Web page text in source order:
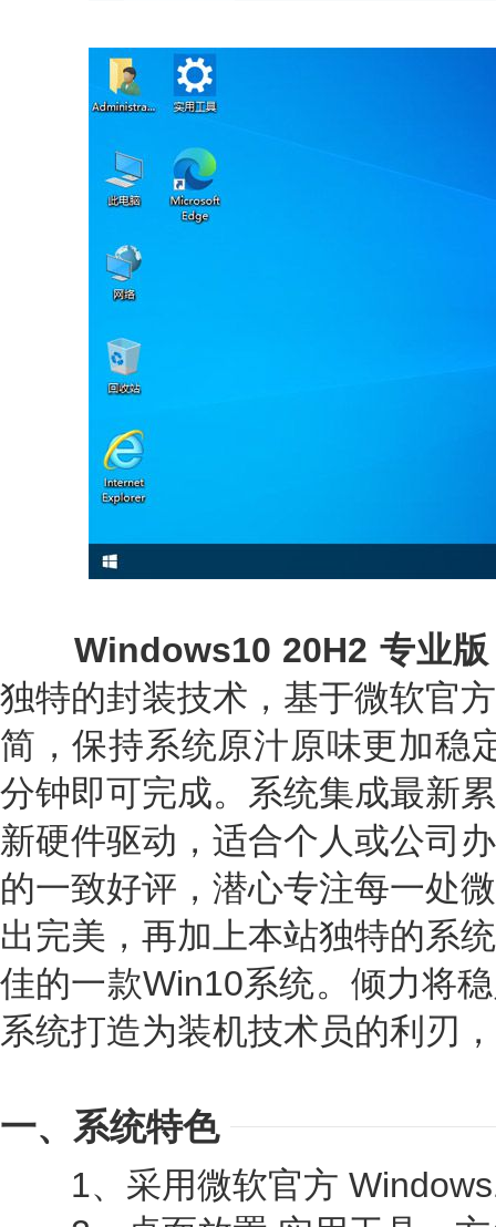
Windows10 20H2 专业
独特的封装技术，基于微软官
简，保持系统原汁原味更加稳
分钟即可完成。系统集成最新
新硬件驱动，适合个人或公司
的一致好评，潜心专注每一处
出完美，再加上本站独特的系
佳的一款Win10系统。倾力将
系统打造为装机技术员的利刃
一、系统特色
1、采用微软官方